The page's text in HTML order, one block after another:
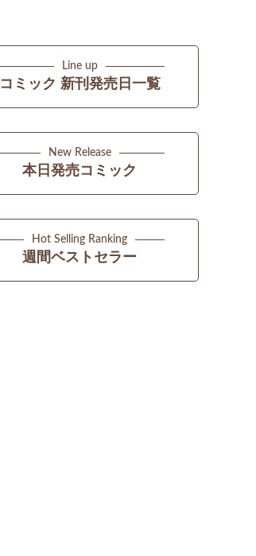
Line up
コミック 新刊発売日一覧
New Release
本日発売コミック
Hot Selling Ranking
週間ベストセラー